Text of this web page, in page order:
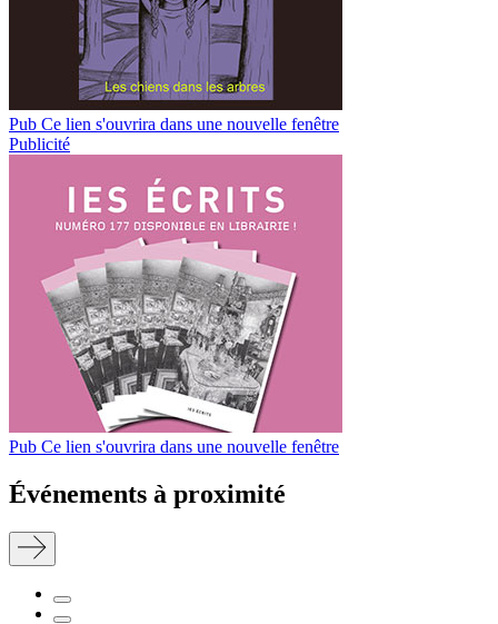
Pub Ce lien s'ouvrira dans une nouvelle fenêtre
Publicité
Pub Ce lien s'ouvrira dans une nouvelle fenêtre
Événements à proximité